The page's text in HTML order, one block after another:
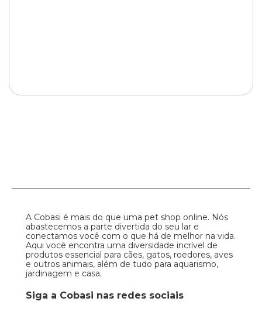
A Cobasi é mais do que uma pet shop online. Nós
abastecemos a parte divertida do seu lar e
conectamos você com o que há de melhor na vida.
Aqui você encontra uma diversidade incrível de
produtos essencial para cães, gatos, roedores, aves
e outros animais, além de tudo para aquarismo,
jardinagem e casa.
Siga a Cobasi nas redes sociais